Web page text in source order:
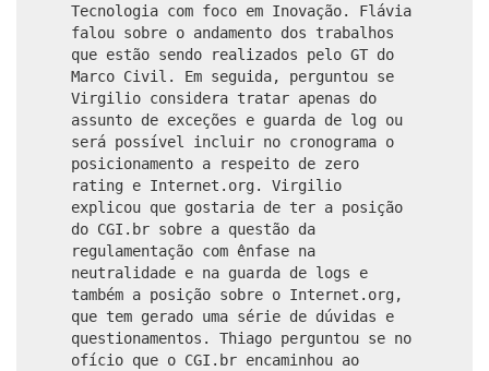
Tecnologia com foco em Inovação. Flávia
falou sobre o andamento dos trabalhos
que estão sendo realizados pelo GT do
Marco Civil. Em seguida, perguntou se
Virgilio considera tratar apenas do
assunto de exceções e guarda de log ou
será possível incluir no cronograma o
posicionamento a respeito de zero
rating e Internet.org. Virgilio
explicou que gostaria de ter a posição
do CGI.br sobre a questão da
regulamentação com ênfase na
neutralidade e na guarda de logs e
também a posição sobre o Internet.org,
que tem gerado uma série de dúvidas e
questionamentos. Thiago perguntou se no
ofício que o CGI.br encaminhou ao